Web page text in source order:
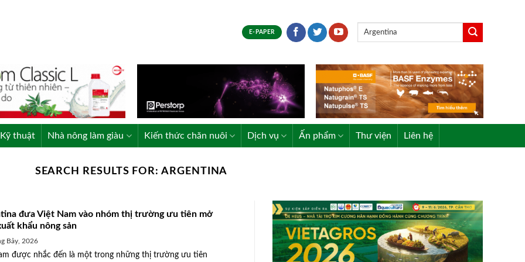
E-PAPER
thuật Nhà nông làm giàu Kiến thức chăn nuôi Dịch vụ Ấn phẩm Thư viện Liên hệ
SEARCH RESULTS FOR:ARGENTINA
đưa Việt Nam vào nhóm thị trường ưu tiên mở
khẩu nông sản
Bảy, 2026
được nhắc đến là một trong những thị trường ưu tiên